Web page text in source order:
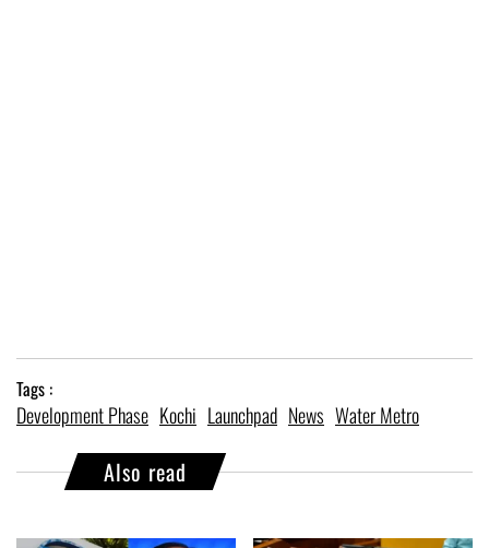
Tags :
Development Phase Kochi Launchpad News Water Metro
Also read